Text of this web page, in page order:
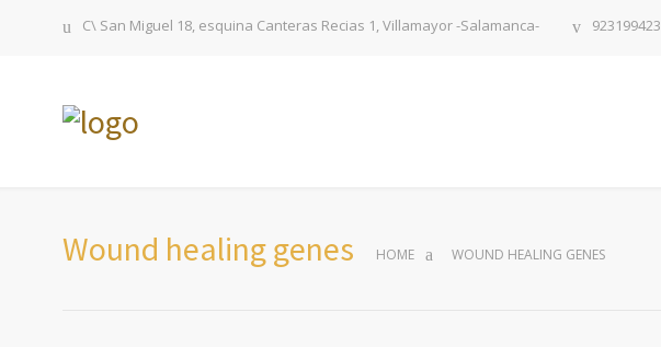
C\ San Miguel 18, esquina Canteras Recias 1, Villamayor -Salamanca- 923199423
Wound healing genes HOME WOUND HEALING GENES